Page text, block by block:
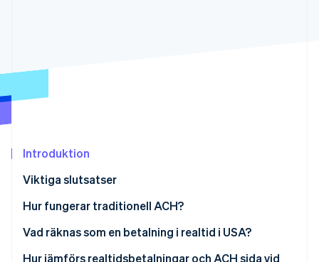
Introduktion
Viktiga slutsatser
Hur fungerar traditionell ACH?
Vad räknas som en betalning i realtid i USA?
The Real-Time Payments Network
Hur jämförs realtidsbetalningar och ACH sida vid